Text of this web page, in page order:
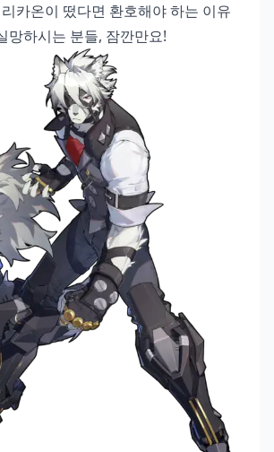
카온이 떴다면 환호해야 하는 이유
망하시는 분들, 잠깐만요!